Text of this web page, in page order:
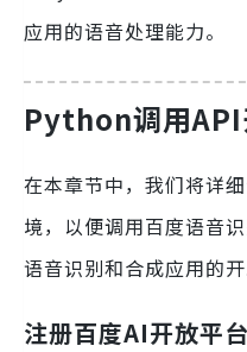
应用的语音处理能力。
Python调用API
在本章节中，我们将详
境，以便调用百度语音
语音识别和合成应用的
注册百度AI开放平